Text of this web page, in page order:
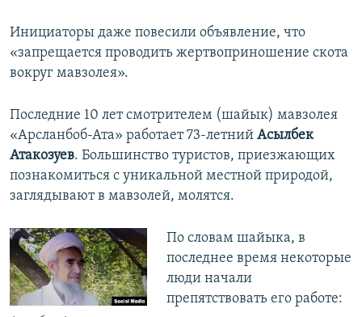
Инициаторы даже повесили объявление, что
«запрещается проводить жертвоприношение скота
вокруг мавзолея».
Последние 10 лет смотрителем (шайык) мавзолея
«Арсланбоб-Ата» работает 73-летний Асылбек
Атакозуев. Большинство туристов, приезжающих
познакомиться с уникальной местной природой,
заглядывают в мавзолей, молятся.
По словам шайыка, в
последнее время некоторые
люди начали
препятствовать его работе: